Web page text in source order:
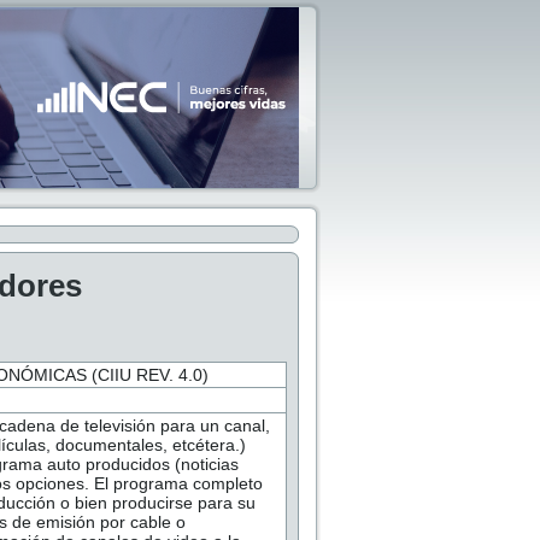
(CIIU REV. 4.0)
de televisión para un canal,
documentales, etcétera.)
auto producidos (noticias
opciones. El programa completo
o bien producirse para su
de emisión por cable o